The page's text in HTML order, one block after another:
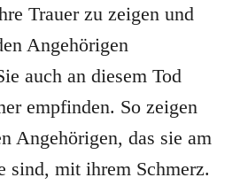
Trauer zu zeigen und
Angehörigen
auch an diesem Tod
empfinden. So zeigen
Angehörigen, das sie am
sind, mit ihrem Schmerz.